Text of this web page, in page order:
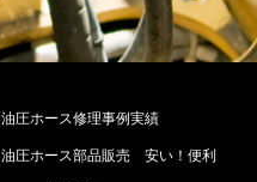
油圧ホース修理事例実績
油圧ホース部品販売 安い！便利